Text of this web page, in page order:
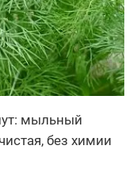
мыльный
без химии